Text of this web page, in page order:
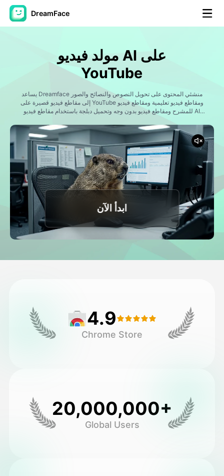
DreamFace
فيديو الصورة الرمزية
فيديو AI
صور منظمة العفو الدولية ▼
أدوات أخرى ▼
شاهد جميع الأدوات
القوالب
فيديو الصورة الرمزية
▼
أدوات أخرى
مولد فيديو AI على
YouTube
يساعد Dreamface منشئي المحتوى على تحويل النصوص والنصائح والصور
إلى مقاطع فيديو قصيرة على YouTube ومقاطع فيديو تعليمية ومقاطع فيديو
للمشرح ومقاطع فيديو بدون وجه وتحميل دبلجة باستخدام مقاطع فيديو AI
ابدأ الآن
4.9
Chrome Store
20,000,000+
Global Users